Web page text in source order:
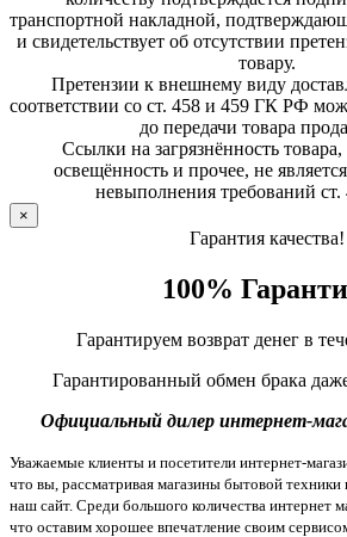
транспортной накладной,
и свидетельствует об отсутствии
товару.
Претензии к внешнему виду
соответствии со ст. 458 и 459 ГК РФ
до передачи товара
Ссылки на загрязнённость
освещённость и прочее, не
невыполнения требований
×
Гарантия качества!
100%
Гарантируем возврат денег в
Гарантированный обмен брака
Официальный дилер интернет-
Уважаемые клиенты и посетители интернет-
что вы, рассматривая магазины бытовой техники
наш сайт. Среди большого количества интернет
что оставим хорошее впечатление своим